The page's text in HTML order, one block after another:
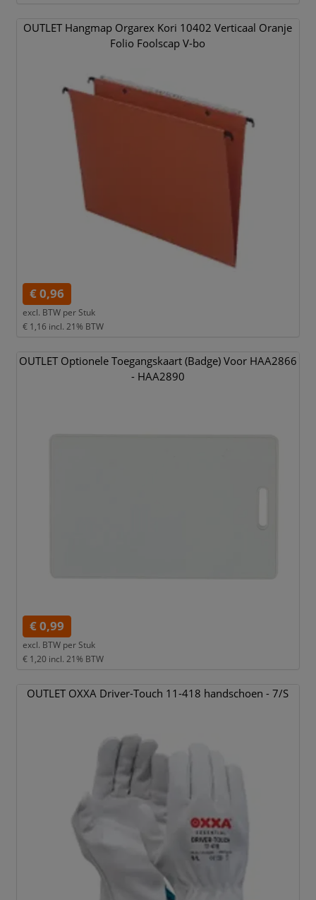
OUTLET Hangmap Orgarex Kori 10402 Verticaal Oranje
Folio Foolscap V-bo
€ 0,96
excl. BTW per Stuk
€ 1,16 incl. 21% BTW
OUTLET Optionele Toegangskaart (Badge) Voor HAA2866
- HAA2890
€ 0,99
excl. BTW per Stuk
€ 1,20 incl. 21% BTW
OUTLET OXXA Driver-Touch 11-418 handschoen - 7/S